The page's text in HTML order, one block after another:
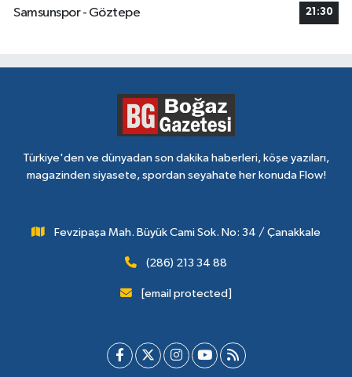
Samsunspor - Göztepe
21:30
Türkiye'den ve dünyadan son dakika haberleri, köşe yazıları,
magazinden siyasete, spordan seyahate her konuda Flow!
Fevzipaşa Mah. Büyük Cami Sok. No: 34 / Çanakkale
(286) 213 34 88
[email protected]